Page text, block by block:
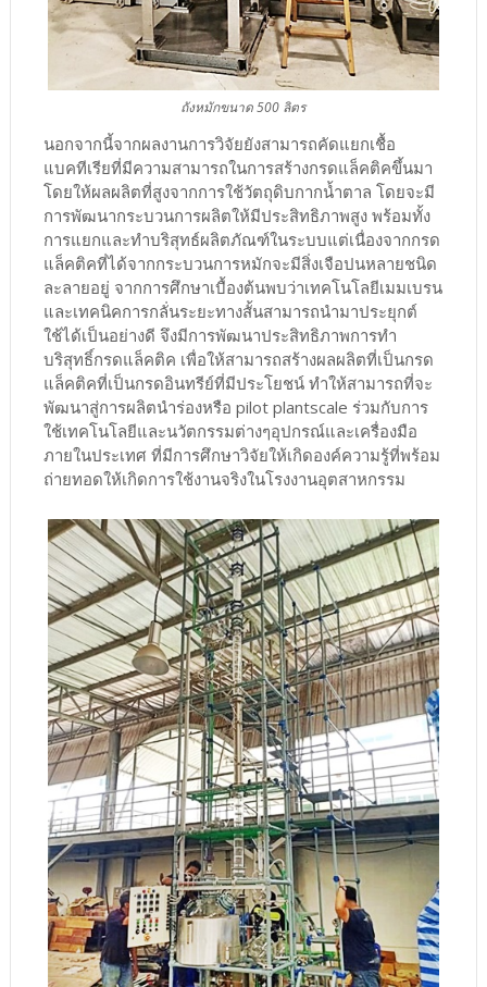
ถังหมักขนาด 500 ลิตร
นอกจากนี้จากผลงานการวิจัยยังสามารถคัดแยกเชื้อ
แบคทีเรียที่มีความสามารถในการสร้างกรดแล็คติคขึ้นมา
โดยให้ผลผลิตที่สูงจากการใช้วัตถุดิบกากน้ำตาล โดยจะมี
การพัฒนากระบวนการผลิตให้มีประสิทธิภาพสูง พร้อมทั้ง
การแยกและทำบริสุทธ์ผลิตภัณฑ์ในระบบแต่เนื่องจากกรด
แล็คติคที่ได้จากกระบวนการหมักจะมีสิ่งเจือปนหลายชนิด
ละลายอยู่ จากการศึกษาเบื้องต้นพบว่าเทคโนโลยีเมมเบรน
และเทคนิคการกลั่นระยะทางสั้นสามารถนำมาประยุกต์
ใช้ได้เป็นอย่างดี จึงมีการพัฒนาประสิทธิภาพการทำ
บริสุทธิ์กรดแล็คติค เพื่อให้สามารถสร้างผลผลิตที่เป็นกรด
แล็คติคที่เป็นกรดอินทรีย์ที่มีประโยชน์ ทำให้สามารถที่จะ
พัฒนาสู่การผลิตนำร่องหรือ pilot plantscale ร่วมกับการ
ใช้เทคโนโลยีและนวัตกรรมต่างๆอุปกรณ์และเครื่องมือ
ภายในประเทศ ที่มีการศึกษาวิจัยให้เกิดองค์ความรู้ที่พร้อม
ถ่ายทอดให้เกิดการใช้งานจริงในโรงงานอุตสาหกรรม